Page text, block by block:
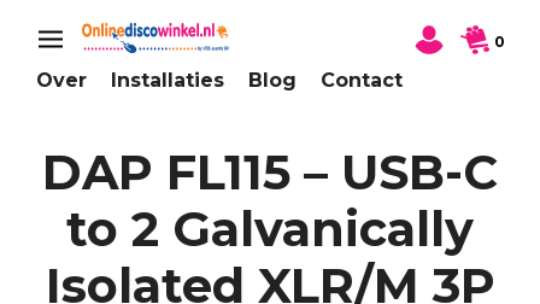
Over Installaties Blog Contact
0
DAP FL115 – USB-C
to 2 Galvanically
Isolated XLR/M 3P